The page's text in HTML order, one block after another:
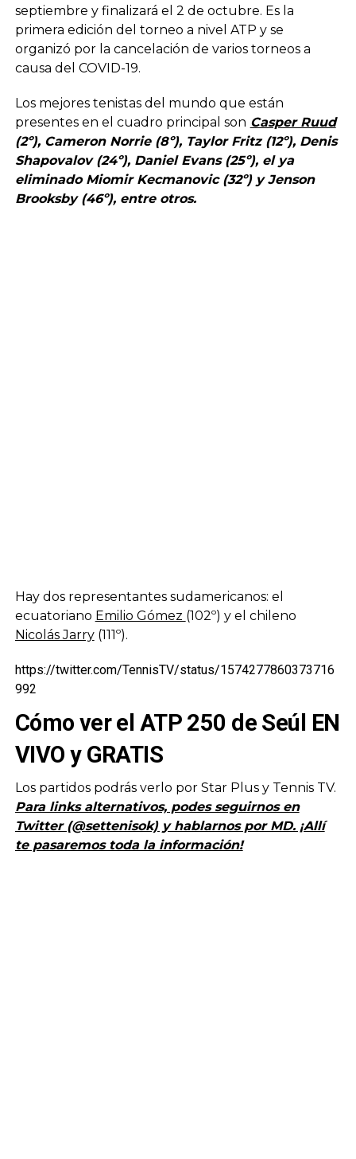
septiembre y finalizará el 2 de octubre. Es la
primera edición del torneo a nivel ATP y se
organizó por la cancelación de varios torneos a
causa del COVID-19.
Los mejores tenistas del mundo que están
presentes en el cuadro principal son Casper Ruud
(2º), Cameron Norrie (8º), Taylor Fritz (12º), Denis
Shapovalov (24º), Daniel Evans (25º), el ya
eliminado Miomir Kecmanovic (32º) y Jenson
Brooksby (46º), entre otros.
Hay dos representantes sudamericanos: el
ecuatoriano Emilio Gómez (102º) y el chileno
Nicolás Jarry(111º).
https://twitter.com/TennisTV/status/1574277860373716
992
Cómo ver el ATP 250 de Seúl EN
VIVO y GRATIS
Los partidos podrás verlo por Star Plus y Tennis TV.
Para links alternativos, podes seguirnos en
Twitter (@settenisok) y hablarnos por MD. ¡Allí
te pasaremos toda la información!